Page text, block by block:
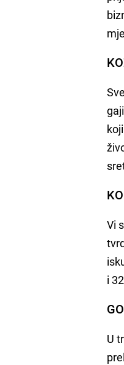
Vi
i
U